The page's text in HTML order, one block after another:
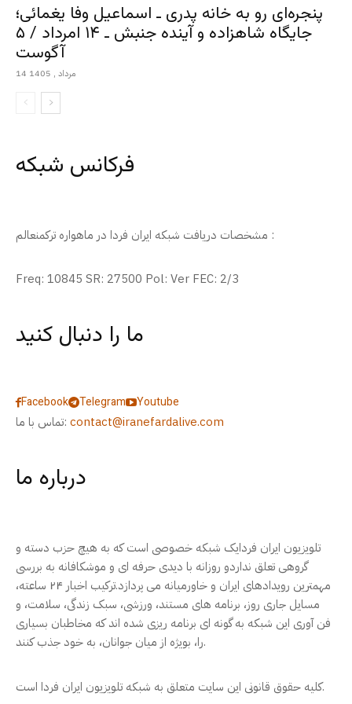
پنجره‌ای رو به خانه پدری ـ اسماعیل وفا یغمائی؛
جایگاه شاهزاده و آینده جنبش ـ ۱۴ امرداد / ۵
آگوست
14 مرداد , 1405
فرکانس شبکه
مشخصات دریافت شبکه ایران فردا در ماهواره ترکمنعالم :
Freq: 10845 SR: 27500 Pol: Ver FEC: 2/3
ما را دنبال کنید
Facebook Telegram
Youtube
تماس با ما: contact@iranefardalive.com
درباره ما
تلویزیون ایران فردایک شبکه خصوصی است که به هیچ حزب دسته و
گروهی تعلق نداردو روزانه با دیدی حرفه ای و موشکافانه به بررسی
مهمترین رویدادهای ایران و خاورمیانه می پردازد.ترکیب اخبار ۲۴ ساعته،
مسایل جاری روز، برنامه های مستند، ورزشی، سبک زندگی، سلامت، و
فن آوری این شبکه به گونه ای برنامه ریزی شده اند که مخاطبان بسیاری
را، بویژه از میان جوانان، به خود جذب کنند.
کلیه حقوق قانونی این سایت متعلق به شبکه تلویزیون ایران فردا است.